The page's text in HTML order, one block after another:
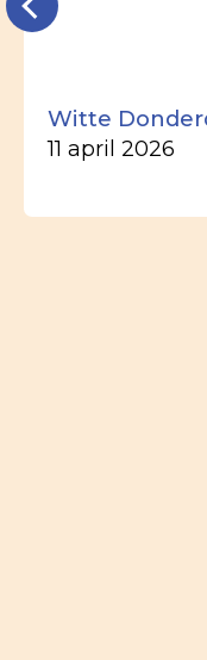
Witte
11 april 2026